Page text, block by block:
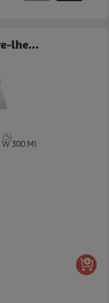
lhe...
(5)
W 300 Ml